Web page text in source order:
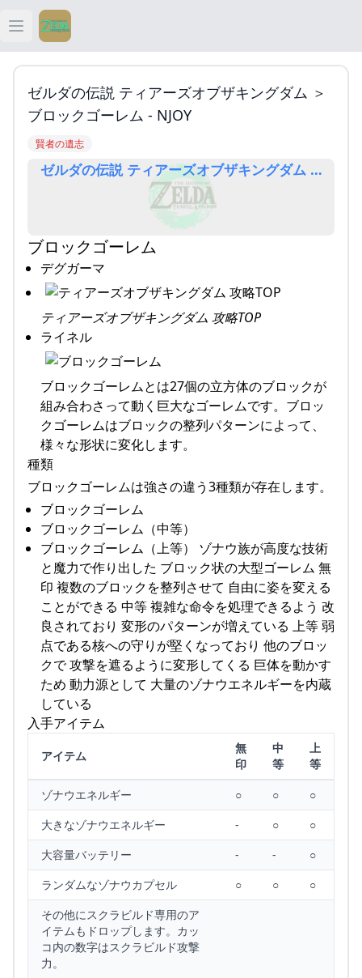
Open main menu
ティアキン
ティアキン 祠
ティアキン 攻略
ゼルダの伝説 ティアーズオブザキングダム ＞
ブロックゴーレム - NJOY
賢者の遺志
ゼルダの伝説 ティアーズオブザキングダム ＞ ブロ
ブロックゴーレム
デグガーマ
ティアーズオブザキングダム 攻略TOP
ライネル
ブロックゴーレムとは27個の立方体のブロックが
組み合わさって動く巨大なゴーレムです。ブロッ
クゴーレムはブロックの整列パターンによって、
様々な形状に変化します。
種類
ブロックゴーレムは強さの違う3種類が存在します。
ブロックゴーレム
ブロックゴーレム（中等）
ブロックゴーレム（上等） ゾナウ族が高度な技術
と魔力で作り出した ブロック状の大型ゴーレム 無
印 複数のブロックを整列させて 自由に姿を変える
ことができる 中等 複雑な命令を処理できるよう 改
良されており 変形のパターンが増えている 上等 弱
点である核への守りが堅くなっており 他のブロッ
クで 攻撃を遮るように変形してくる 巨体を動かす
ため 動力源として 大量のゾナウエネルギーを内蔵
している
入手アイテム
アイテム
無
印
中
等
上
等
ゾナウエネルギー
○ ○
○
大きなゾナウエネルギー
- ○
○
大容量バッテリー
- -
○
ランダムなゾナウカプセル
○ ○
○
その他にスクラビルド専用のア
イテムもドロップします。カッ
コ内の数字はスクラビルド攻撃
力。